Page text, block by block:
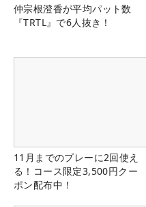
仲宗根澄香が平均パット数
『TRTL』で6人抜き！
11月までのプレーに2回使え
る！コース限定3,500円クー
ポン配布中！